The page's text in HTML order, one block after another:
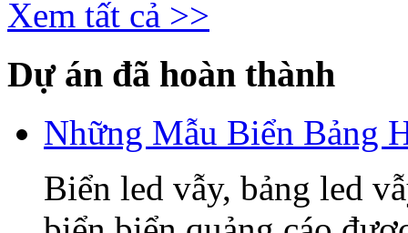
Xem tất cả >>
Dự án đã hoàn thành
Những Mẫu Biển Bảng
Biển led vẫy, bảng led